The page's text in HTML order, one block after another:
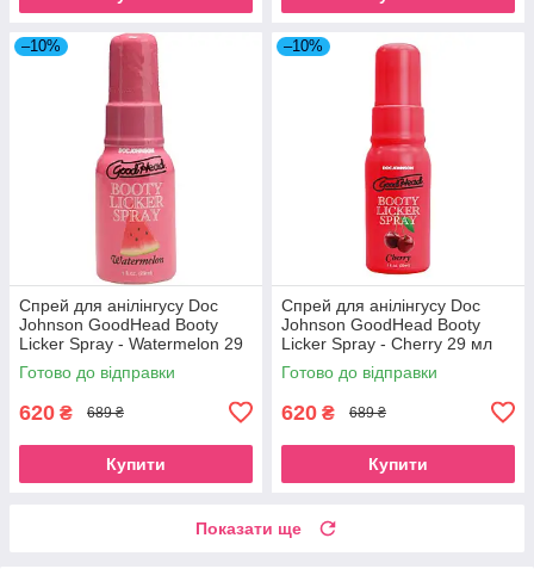
–10%
Спрей для анілінгусу Doc
Johnson GoodHead Booty
Licker Spray - Watermelon 29
мл
Готово до відправки
620 ₴ 689 ₴
Купити
–10%
Спрей для анілінгусу Doc
Johnson GoodHead Booty
Licker Spray - Cherry 29 мл
Готово до відправки
620 ₴ 689 ₴
Купити
Показати ще